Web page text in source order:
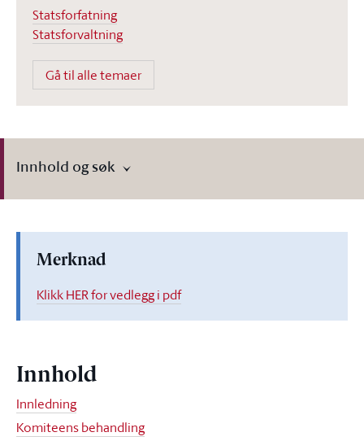
Statsforfatning
Statsforvaltning
Gå til alle temaer
Innhold og søk
Merknad
Klikk HER for vedlegg i pdf
Innhold
Innledning
Komiteens behandling